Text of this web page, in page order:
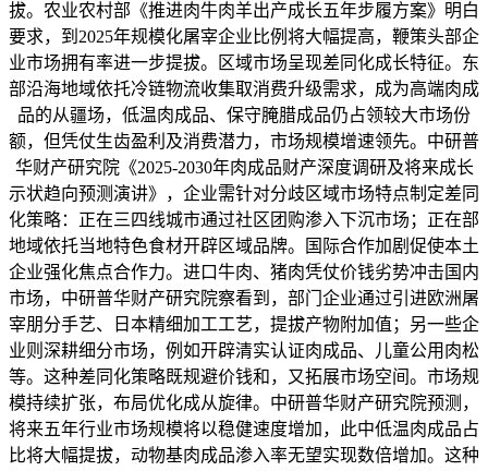
拔。农业农村部《推进肉牛肉羊出产成长五年步履方案》明白
要求，到2025年规模化屠宰企业比例将大幅提高，鞭策头部企
业市场拥有率进一步提拔。区域市场呈现差同化成长特征。东
部沿海地域依托冷链物流收集取消费升级需求，成为高端肉成
品的从疆场，低温肉成品、保守腌腊成品仍占领较大市场份
额，但凭仗生齿盈利及消费潜力，市场规模增速领先。中研普
华财产研究院《2025-2030年肉成品财产深度调研及将来成长
示状趋向预测演讲》，企业需针对分歧区域市场特点制定差同
化策略：正在三四线城市通过社区团购渗入下沉市场；正在部
地域依托当地特色食材开辟区域品牌。国际合作加剧促使本土
企业强化焦点合作力。进口牛肉、猪肉凭仗价钱劣势冲击国内
市场，中研普华财产研究院察看到，部门企业通过引进欧洲屠
宰朋分手艺、日本精细加工工艺，提拔产物附加值；另一些企
业则深耕细分市场，例如开辟清实认证肉成品、儿童公用肉松
等。这种差同化策略既规避价钱和，又拓展市场空间。市场规
模持续扩张，布局优化成从旋律。中研普华财产研究院预测，
将来五年行业市场规模将以稳健速度增加，此中低温肉成品占
比将大幅提拔，动物基肉成品渗入率无望实现数倍增加。这种